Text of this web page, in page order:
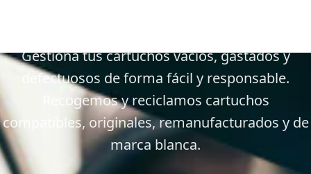
Gestiona tus cartuchos vacíos, gastados y
defectuosos de forma fácil y responsable.
Recogemos y reciclamos cartuchos
compatibles, originales, remanufacturados y de
marca blanca.